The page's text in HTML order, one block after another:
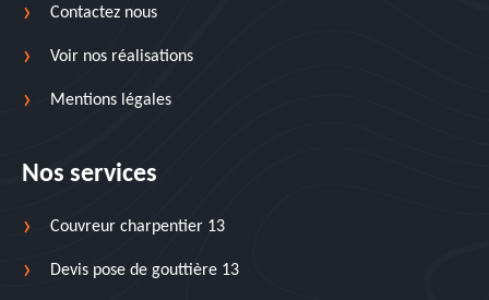
Contactez nous
Voir nos réalisations
Mentions légales
Nos services
Couvreur charpentier 13
Devis pose de gouttière 13